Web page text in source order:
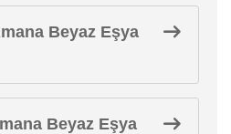
Beyaz Eşya
Beyaz Eşya